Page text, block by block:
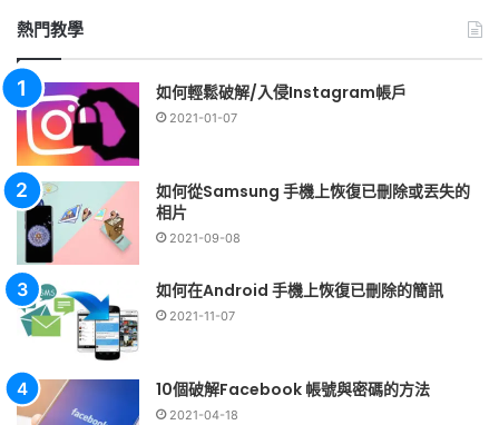
熱門教學
如何輕鬆破解/入侵Instagram帳戶
2021-01-07
如何從Samsung 手機上恢復已刪除或丟失的
相片
2021-09-08
如何在Android 手機上恢復已刪除的簡訊
2021-11-07
10個破解Facebook 帳號與密碼的方法
2021-04-18